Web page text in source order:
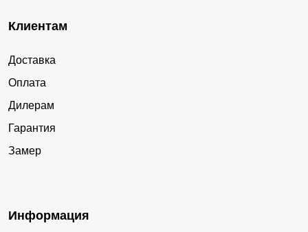
Клиентам
Доставка
Оплата
Дилерам
Гарантия
Замер
Информация